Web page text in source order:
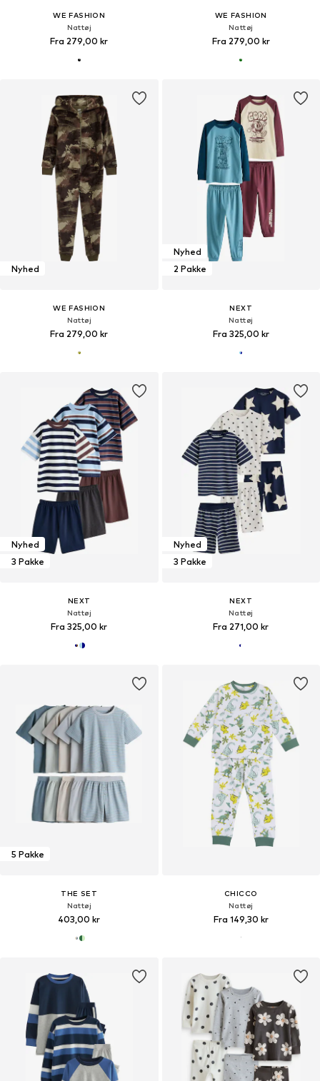
WE FASHION
Nattøj
Fra 279,00 kr
WE FASHION
Nattøj
Fra 279,00 kr
Nyhed
WE FASHION
Nattøj
Fra 279,00 kr
Nyhed
2 Pakke
NEXT
Nattøj
Fra 325,00 kr
Nyhed
3 Pakke
NEXT
Nattøj
Fra 325,00 kr
Nyhed
3 Pakke
NEXT
Nattøj
Fra 271,00 kr
5 Pakke
THE SET
Nattøj
403,00 kr
CHICCO
Nattøj
Fra 149,30 kr